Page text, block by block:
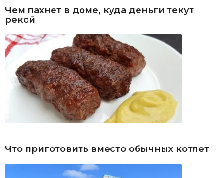
Чем пахнет в доме, куда деньги текут
рекой
Что приготовить вместо обычных котлет